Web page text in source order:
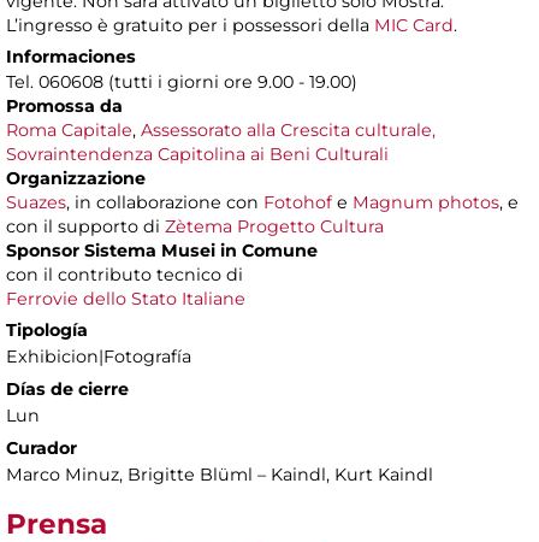
L’ingresso è gratuito per i possessori della MIC Card.
Informaciones
Tel. 060608 (tutti i giorni ore 9.00 - 19.00)
Promossa da
Roma Capitale, Assessorato alla Crescita culturale,
Sovraintendenza Capitolina ai Beni Culturali
Organizzazione
Suazes, in collaborazione con Fotohofe Magnum photos, e
con il supporto di Zètema Progetto Cultura
Sponsor Sistema Musei in Comune
con il contributo tecnico di
Ferrovie dello Stato Italiane
Tipología
Exhibicion|Fotografía
Días de cierre
Lun
Curador
Marco Minuz, Brigitte Blüml – Kaindl, Kurt Kaindl
Prensa